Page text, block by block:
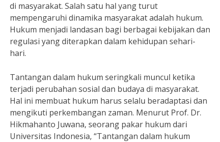
di masyarakat. Salah satu hal yang turut
mempengaruhi dinamika masyarakat adalah hukum.
Hukum menjadi landasan bagi berbagai kebijakan dan
regulasi yang diterapkan dalam kehidupan sehari-
hari.
Tantangan dalam hukum seringkali muncul ketika
terjadi perubahan sosial dan budaya di masyarakat.
Hal ini membuat hukum harus selalu beradaptasi dan
mengikuti perkembangan zaman. Menurut Prof. Dr.
Hikmahanto Juwana, seorang pakar hukum dari
Universitas Indonesia, “Tantangan dalam hukum